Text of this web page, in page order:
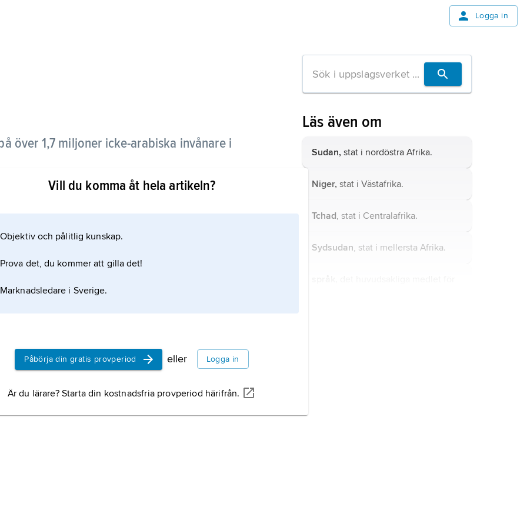
Logga in
över 1,7 miljoner icke-arabiska invånare i
både Niger-Kongospråken och de nilo-
tyder på att Nubabergen i tusentals år har varit
slavjägare eller förtryck under despotiska
Vill du komma åt hela artikeln?
Objektiv och pålitlig kunskap.
Prova det, du kommer att gilla det!
Marknadsledare i Sverige.
Påbörja din gratis provperiod eller Logga in
Är du lärare? Starta din kostnadsfria provperiod härifrån.
Läs även om
Sudan, stat i nordöstra Afrika.
Niger, stat i Västafrika.
Tchad, stat i Centralafrika.
Sydsudan, stat i mellersta Afrika.